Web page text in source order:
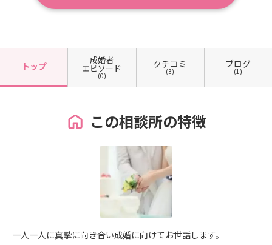
トップ
成婚者
エピソード
(0)
クチコミ
(3)
ブログ
(1)
この相談所の特徴
一人一人に真摯に向き合い成婚に向けてお世話します。